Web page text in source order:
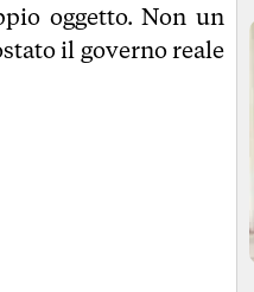
oggetto. Non un
il governo reale